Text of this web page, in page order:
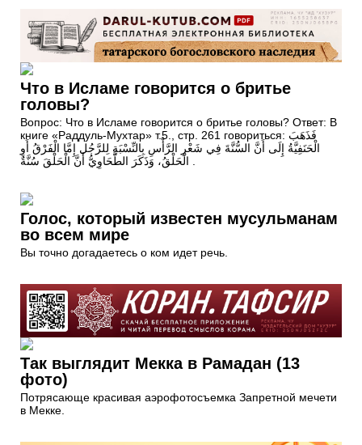
Что в Исламе говорится о бритье
головы?
Вопрос: Что в Исламе говорится о бритье головы? Ответ: В
книге «Раддуль-Мухтар» т.5., стр. 261 говориться: فَذَهَبَ
الْحَنَفِيَّةُ إِلَى أَنَّ السُّنَّةَ فِي شَعْرِ الرَّأْسِ بِالنِّسْبَةِ لِلرَّجُل إِمَّا الْفَرْقُ أَوِ
Голос, который известен мусульманам
во всем мире
Вы точно догадаетесь о ком идет речь.
Так выглядит Мекка в Рамадан (13
фото)
Потрясающе красивая аэрофотосъемка Запретной мечети
в Мекке.